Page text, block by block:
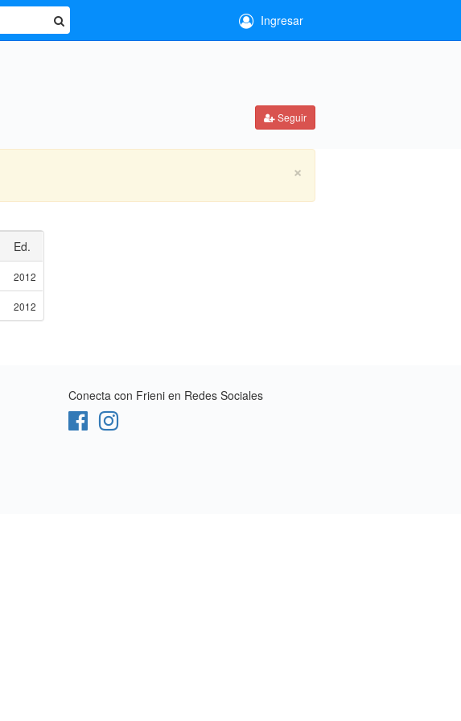
Ingresar
Seguir
×
Ed.
2012
2012
Conecta con Frieni en Redes Sociales